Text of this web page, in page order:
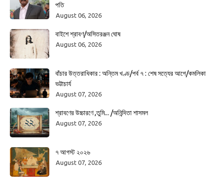
পতি
August 06, 2026
বাইশে শ্রাবণ/অসিতরঞ্জন ঘোষ
August 06, 2026
বাঁচার উত্তরাধিকার : অন্তিম খণ্ড/পর্ব ৭ : শেষ সত্যের আগে/কমলিকা
ভট্টাচার্য
August 07, 2026
শ্রাবণের উচ্চারণে ,তুমি... /অনিন্দিতা শাসমল
August 07, 2026
৭ আগস্ট ২০২৬
August 07, 2026